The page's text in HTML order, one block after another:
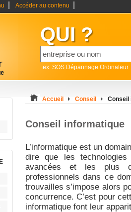
Accéder au contenu
QUI ?
ex: SOS Dépannage Ordinateur
Accueil Conseil Conseil
Conseil informatique
L’informatique est un
dire que les
avancées et les plus
professionnels dans ce
trouvailles s’impose alors
concurrence. C’est pour
informatique font leur